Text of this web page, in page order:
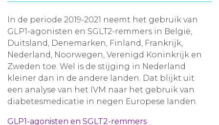
Toegang leeromgeving
In de periode 2019-2021 neemt het gebruik van
GLP1-agonisten en SGLT2-remmers in België,
Duitsland, Denemarken, Finland, Frankrijk,
Nederland, Noorwegen, Verenigd Koninkrijk en
Zweden toe. Wel is de stijging in Nederland
kleiner dan in de andere landen. Dat blijkt uit
een analyse van het IVM naar het gebruik van
diabetesmedicatie in negen Europese landen.
GLP1-agonisten en SGLT2-remmers